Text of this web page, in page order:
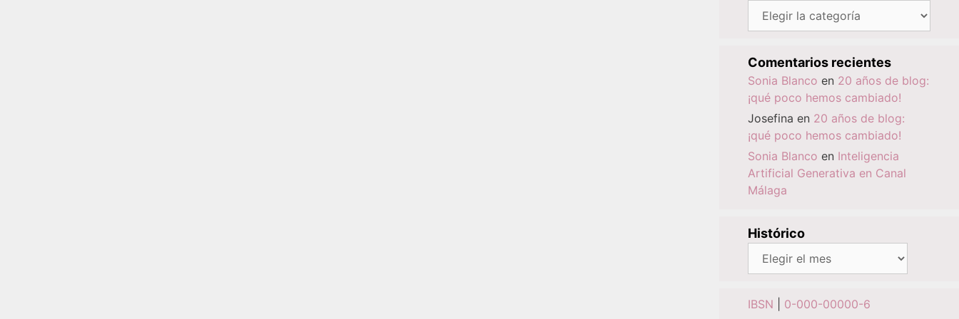
Categorías
Comentarios recientes
Sonia Blanco en 20 años de blog:
¡qué poco hemos cambiado!
Josefina en 20 años de blog:
¡qué poco hemos cambiado!
Sonia Blanco en Inteligencia
Artificial Generativa en Canal
Málaga
Histórico
Histórico
IBSN 0-000-00000-6